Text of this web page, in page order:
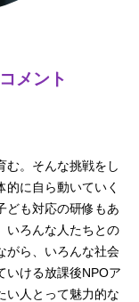
メント
む。そんな挑戦をし
に自ら動いていく
ども対応の研修もあ
いろんな人たちとの
がら、いろんな社会
いける放課後NPOア
い人とって魅力的な